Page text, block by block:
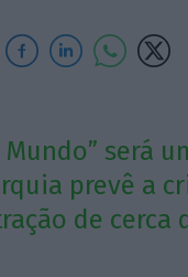
Mundo” será
prevê a
de cerca